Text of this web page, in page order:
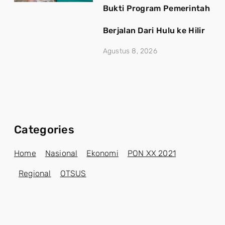
Bukti Program Pemerintah
Berjalan Dari Hulu ke Hilir
Agustus 8, 2026
Categories
Home Nasional Ekonomi PON XX 2021
Regional OTSUS